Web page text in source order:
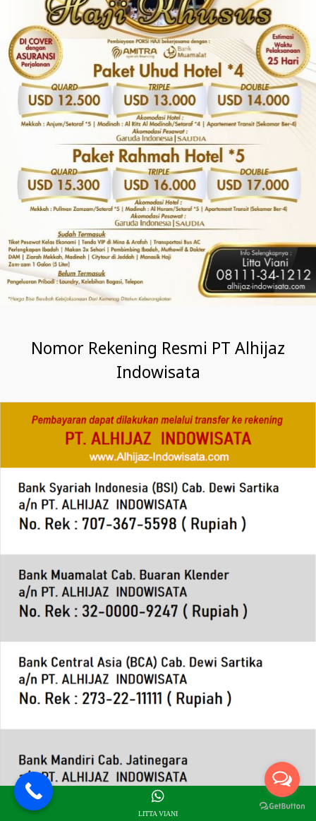
Nomor Rekening Resmi PT Alhijaz
Indowisata
LITTA VIANI